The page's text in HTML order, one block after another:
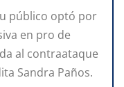
público optó por
en pro de
al contraataque
Sandra Paños.